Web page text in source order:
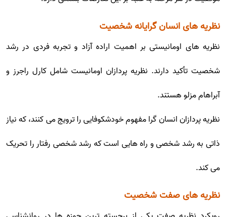
نظریه های انسان گرایانه شخصیت
نظریه های اومانیستی بر اهمیت اراده آزاد و تجربه فردی در رشد
شخصیت تأکید دارند. نظریه پردازان اومانیست شامل کارل راجرز و
آبراهام مزلو هستند.
نظریه پردازان انسان گرا مفهوم خودشکوفایی را ترویج می کنند، که نیاز
ذاتی به رشد شخصی و راه هایی است که رشد شخصی رفتار را تحریک
می کند.
نظریه های صفت شخصیت